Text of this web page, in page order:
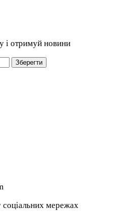
і отримуй новини
Зберегти
мережах